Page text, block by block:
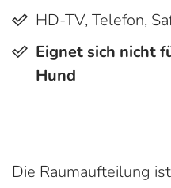
HD-TV, Telefon,
Eignet sich nicht
Hund
Die Raumaufteilung